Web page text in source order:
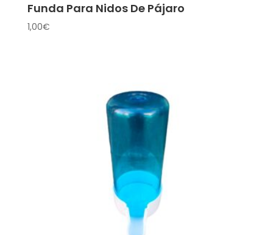
Funda Para Nidos De Pájaro
1,00€